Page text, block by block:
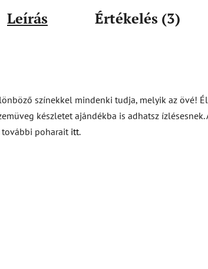
Leírás Értékelés (3)
színekkel mindenki tudja, melyik az övé!
készletet ajándékba is adhatsz
további poharait itt.